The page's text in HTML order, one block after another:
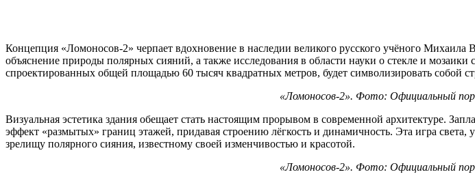
Концепция «Ломоносов‑2» черпает вдохновение в наследии великого русского учёного
объяснение природы полярных сияний, а также исследования в области науки о стекле и
спроектированных общей площадью 60 тысяч квадратных метров, будет символизировать
«Ломоносов-2». Фото: Официальный
Визуальная эстетика здания обещает стать настоящим прорывом в современной архитектуре.
эффект «размытых» границ этажей, придавая строению лёгкость и динамичность. Эта игра
зрелищу полярного сияния, известному своей изменчивостью и красотой.
«Ломоносов-2». Фото: Официальный